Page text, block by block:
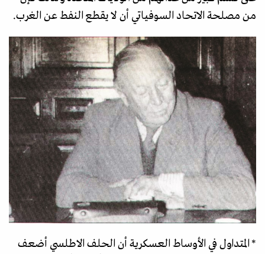
من مصلحة الاتحاد السوفياتي أن لا يقطع النفط عن الغرب.
* المتداول في الأوساط العسكرية أن الحلف الاطلسي أضعف